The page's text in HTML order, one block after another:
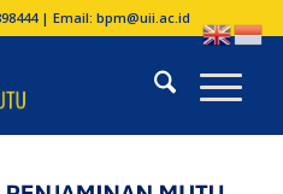
| Email:bpm@uii.ac.id